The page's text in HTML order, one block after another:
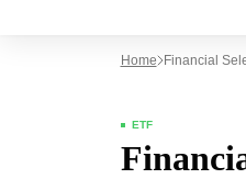
Home Financial
ETF